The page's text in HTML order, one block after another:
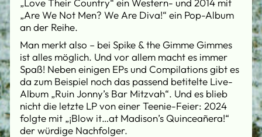
„Love Their Country“ ein Western- und 2014 mit
„Are We Not Men? We Are Diva!“ ein Pop-Album
an der Reihe.
Man merkt also – bei Spike & the Gimme Gimmes
ist alles möglich. Und vor allem macht es immer
Spaß! Neben einigen EPs und Compilations gibt es
da zum Beispiel noch das passend betitelte Live-
Album „Ruin Jonny’s Bar Mitzvah“. Und es blieb
nicht die letzte LP von einer Teenie-Feier: 2024
folgte mit „¡Blow it…at Madison’s Quinceañera!“
der würdige Nachfolger.